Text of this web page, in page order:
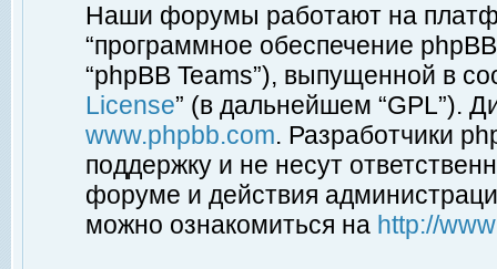
Наши форумы работают на
“программное обеспечение
“phpBB Teams”), выпущенной в
License” (в дальнейшем “GPL”).
www.phpbb.com. Разработчики
поддержку и не несут
форуме и действия
можно ознакомиться на http://